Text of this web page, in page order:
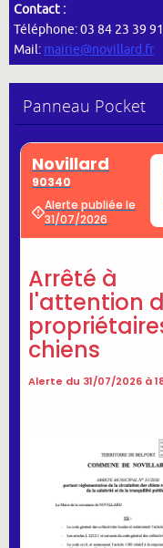
Contact :
Téléphone: 03 84 23 39 91
Mail: mairie@novillard.fr
Panneau Pocket